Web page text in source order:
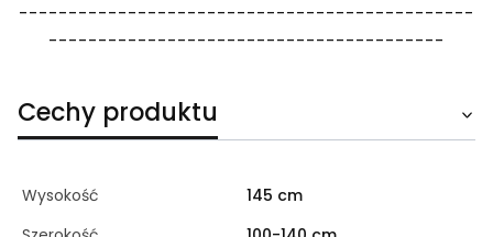
----------------------------------------------
----------------------------------------
Cechy produktu
Wysokość
145 cm